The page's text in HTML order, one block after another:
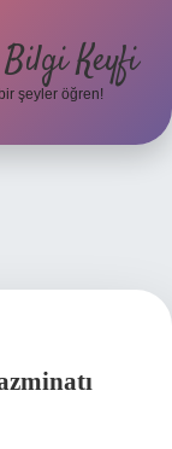
Bilgi Keyfi
şeyler öğren!